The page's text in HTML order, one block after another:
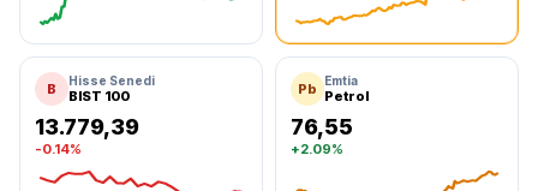
B Hisse Senedi
BIST 100
13.779,39
-0.14%
Pb Emtia
Petrol
76,55
+2.09%